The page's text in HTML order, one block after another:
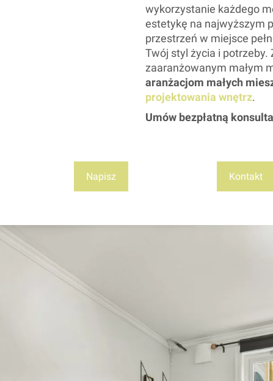
wykorzystanie każdego
estetykę na najwyższym
przestrzeń w miejsce
Twój styl życia i
zaaranżowanym małym
aranżacjom małych
projektowania wnętrz.
Umów bezpłatną
Napisz Kontakt